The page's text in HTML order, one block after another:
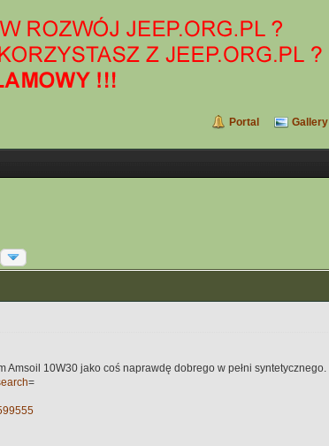
Portal Gallery
Amsoil 10W30 jako coś naprawdę dobrego w pełni syntetycznego.
=